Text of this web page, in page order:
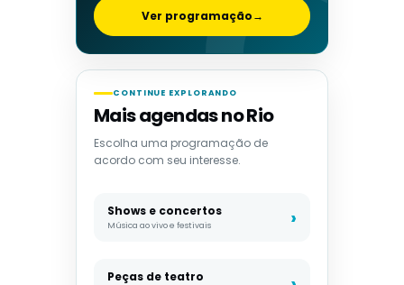
Ver programação→
CONTINUE EXPLORANDO
Mais agendas no Rio
Escolha uma programação de
acordo com seu interesse.
Shows e concertos
Música ao vivo e festivais
Peças de teatro